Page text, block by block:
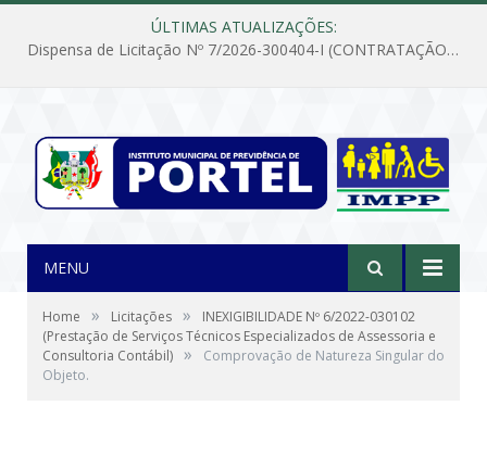
ÚLTIMAS ATUALIZAÇÕES:
Dispensa de Licitação Nº 7/2026-300404-I (CONTRATAÇÃO DE EMPRESA PARA MANUTENÇÃO E REPARAÇÃO DE APARELHOS DE AR CONDICIONADO, EM ATENDIMENTO ÀS NECESSIDADES DO INSTITUTO DE PREVIDÊNCIA MUNICIPAL DE PORTEL/PA)
MENU
Home » Licitações »
INEXIGIBILIDADE Nº 6/2022-030102
(Prestação de Serviços Técnicos Especializados de Assessoria e
Consultoria Contábil) »
Comprovação de Natureza Singular do
Objeto.